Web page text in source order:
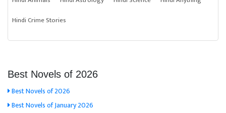
Hindi Crime Stories
Best Novels of 2026
Best Novels of 2026
Best Novels of January 2026